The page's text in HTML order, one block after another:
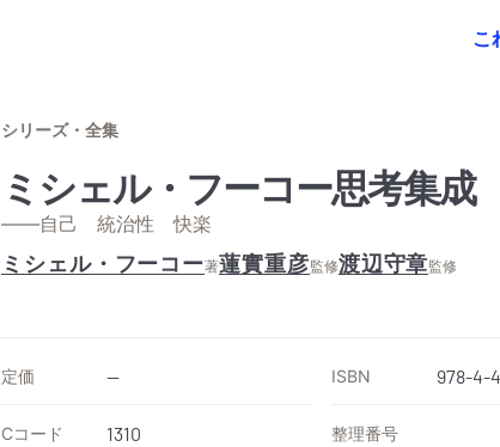
こ
シリーズ・全集
ミシェル・フーコー思考集
——自己 統治性 快楽
ミシェル・フーコー著蓮實重彦監修渡辺守章監修
定価 -- ISBN 978-4-
Cコード 1310 整理番号